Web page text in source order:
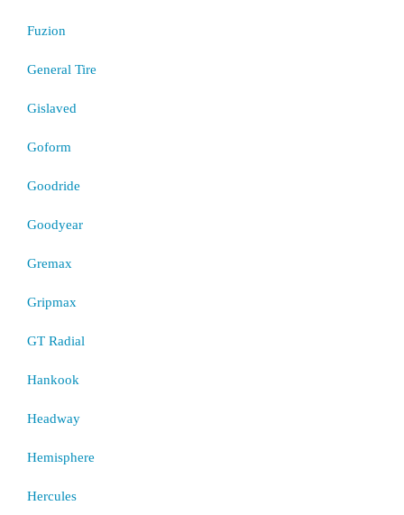
Fuzion
General Tire
Gislaved
Goform
Goodride
Goodyear
Gremax
Gripmax
GT Radial
Hankook
Headway
Hemisphere
Hercules